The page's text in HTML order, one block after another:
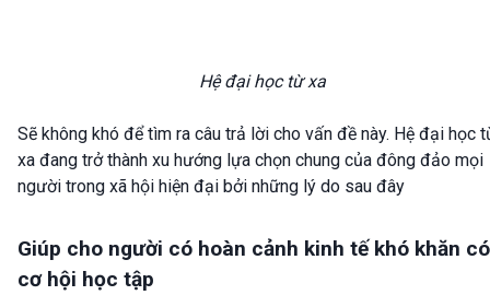
Hệ đại học từ xa
Sẽ không khó để tìm ra câu trả lời cho vấn đề này. Hệ đại học
xa đang trở thành xu hướng lựa chọn chung của đông đảo mọi
người trong xã hội hiện đại bởi những lý do sau đây
Giúp cho người có hoàn cảnh kinh tế khó khăn có
cơ hội học tập